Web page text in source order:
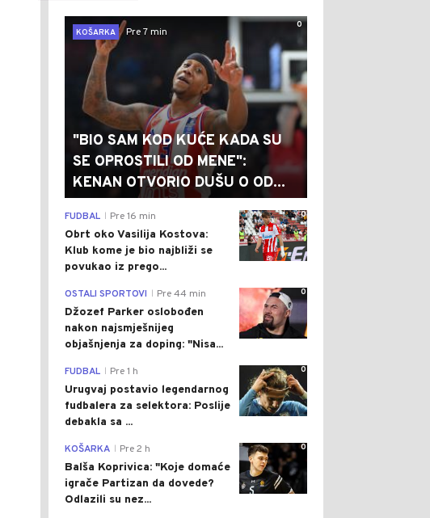
0
KOŠARKA
Pre 7 min
"BIO SAM KOD KUĆE KADA SU
SE OPROSTILI OD MENE":
KENAN OTVORIO DUŠU O OD...
0
FUDBAL Pre 16 min
Obrt oko Vasilija Kostova:
Klub kome je bio najbliži se
povukao iz prego...
0
OSTALI SPORTOVI Pre 44 min
Džozef Parker oslobođen
nakon najsmješnijeg
objašnjenja za doping: "Nisa...
0
FUDBAL Pre 1 h
Urugvaj postavio legendarnog
fudbalera za selektora: Poslije
debakla sa ...
0
KOŠARKA Pre 2 h
Balša Koprivica: "Koje domaće
igrače Partizan da dovede?
Odlazili su nez...